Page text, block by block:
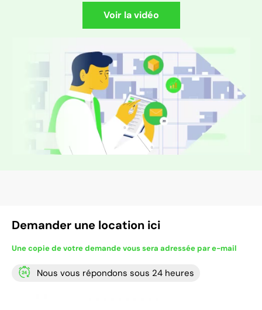
Voir la vidéo
Demander une location ici
Une copie de votre demande vous sera adressée par e-mail
Nous vous répondons sous 24 heures